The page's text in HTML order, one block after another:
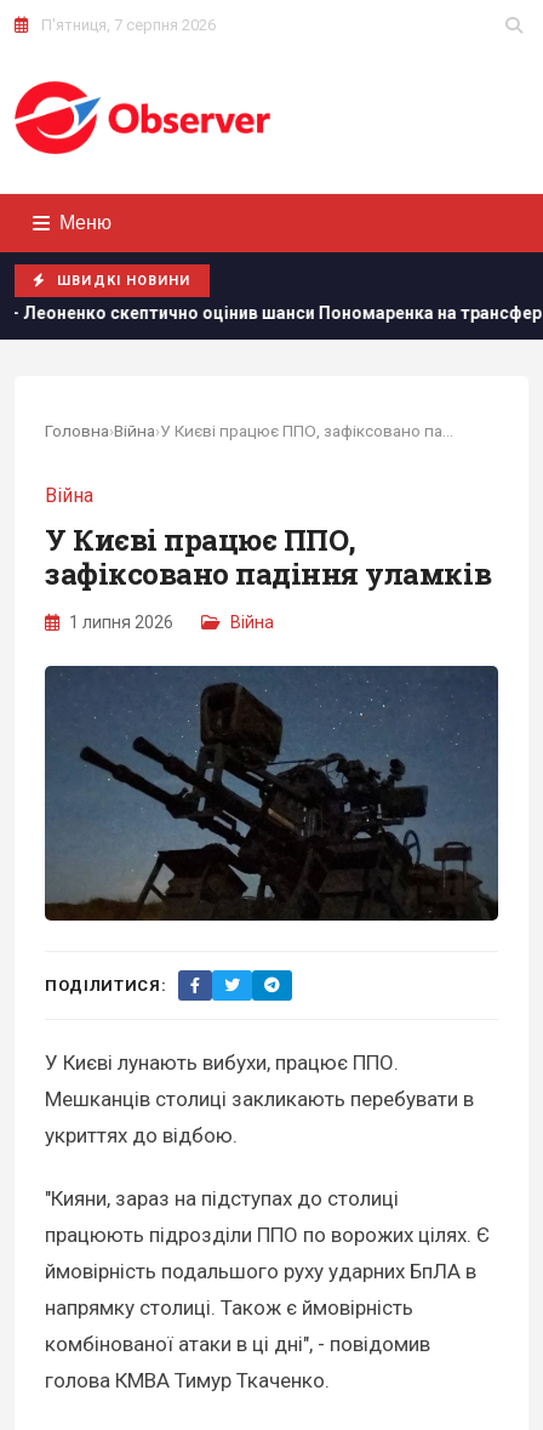
П'ятниця, 7 серпня 2026
Меню
ШВИДКІ НОВИНИ
оцінив шанси Пономаренка на трансфер до топ-клубу
Головна›Війна›
Війна
У Києві працює ППО,
зафіксовано падіння уламків
1 липня 2026 Війна
ПОДІЛИТИСЯ:
У Києві лунають вибухи, працює ППО.
Мешканців столиці закликають перебувати в
укриттях до відбою.
"Кияни, зараз на підступах до столиці
працюють підрозділи ППО по ворожих цілях. Є
ймовірність подальшого руху ударних БпЛА в
напрямку столиці. Також є ймовірність
комбінованої атаки в ці дні", - повідомив
голова КМВА Тимур Ткаченко.